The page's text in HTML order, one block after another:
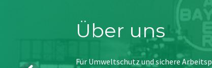
Über uns
Für Umweltschutz und sichere